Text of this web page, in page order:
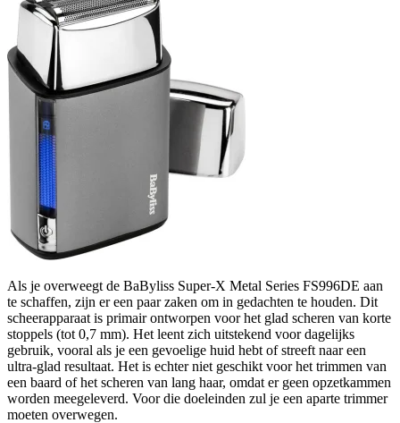
Als je overweegt de BaByliss Super-X Metal Series FS996DE aan
te schaffen, zijn er een paar zaken om in gedachten te houden. Dit
scheerapparaat is primair ontworpen voor het glad scheren van korte
stoppels (tot 0,7 mm). Het leent zich uitstekend voor dagelijks
gebruik, vooral als je een gevoelige huid hebt of streeft naar een
ultra-glad resultaat. Het is echter niet geschikt voor het trimmen van
een baard of het scheren van lang haar, omdat er geen opzetkammen
worden meegeleverd. Voor die doeleinden zul je een aparte trimmer
moeten overwegen.